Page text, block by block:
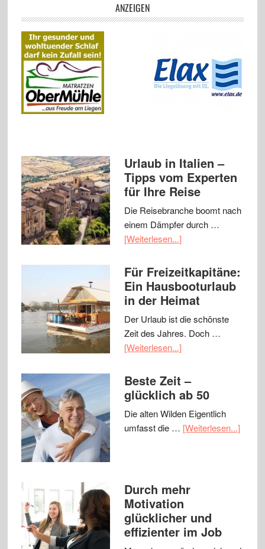
ANZEIGEN
Urlaub in Italien –
Tipps vom Experten
für Ihre Reise
Die Reisebranche boomt nach
einem Dämpfer durch …
[Weiterlesen...]
Für Freizeitkapitäne:
Ein Hausbooturlaub
in der Heimat
Der Urlaub ist die schönste
Zeit des Jahres. Doch …
[Weiterlesen...]
Beste Zeit –
glücklich ab 50
Die alten Wilden Eigentlich
umfasst die … [Weiterlesen...]
Durch mehr
Motivation
glücklicher und
effizienter im Job